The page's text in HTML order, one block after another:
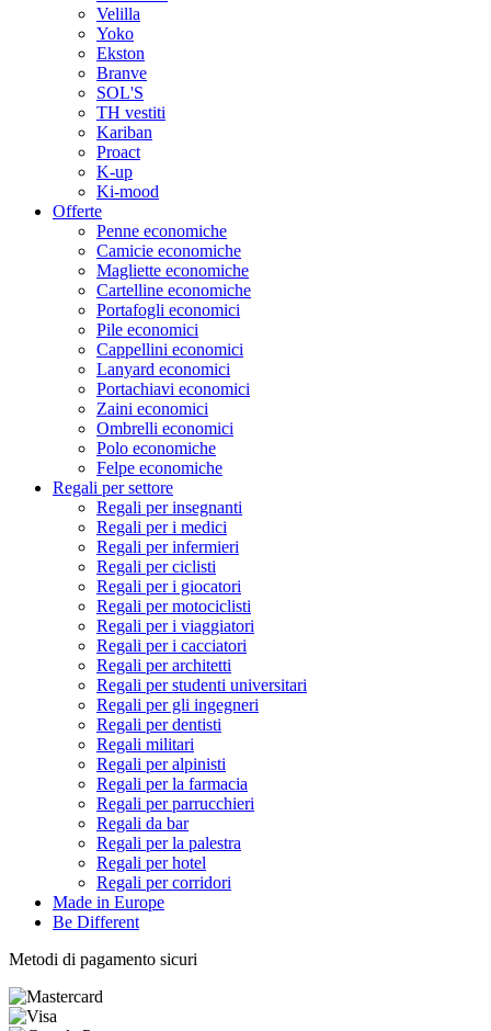
Velilla
Yoko
Ekston
Branve
SOL'S
TH vestiti
Kariban
Proact
K-up
Ki-mood
Offerte
Penne economiche
Camicie economiche
Magliette economiche
Cartelline economiche
Portafogli economici
Pile economici
Cappellini economici
Lanyard economici
Portachiavi economici
Zaini economici
Ombrelli economici
Polo economiche
Felpe economiche
Regali per settore
Regali per insegnanti
Regali per i medici
Regali per infermieri
Regali per ciclisti
Regali per i giocatori
Regali per motociclisti
Regali per i viaggiatori
Regali per i cacciatori
Regali per architetti
Regali per studenti universitari
Regali per gli ingegneri
Regali per dentisti
Regali militari
Regali per alpinisti
Regali per la farmacia
Regali per parrucchieri
Regali da bar
Regali per la palestra
Regali per hotel
Regali per corridori
Made in Europe
Be Different
Metodi di pagamento sicuri